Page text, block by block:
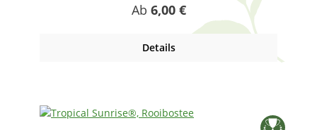
Regulärer Preis:
Ab 6,00 €
Details